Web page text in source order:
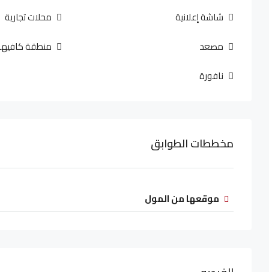
شاشة إعلانية
محلات تجارية
مصعد
منطقة
نافورة
مخططات الطوابق
موقعها من المول